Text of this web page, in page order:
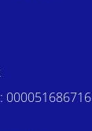
000051686716